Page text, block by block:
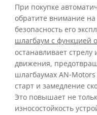
При покупке
обратите внимание
безопасность его
шлагбаум с функцией
останавливает
движения,
шлагбаумах AN-
старт и замедление
Это повышает не
износостойкость